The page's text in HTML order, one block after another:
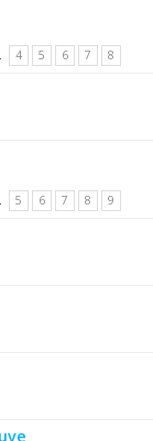
4 5 6 7 8
5 6 7 8 9